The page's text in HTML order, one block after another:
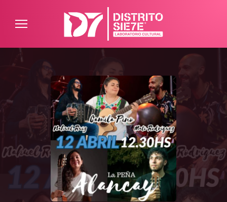
ATENCIÓN AL CLIENTE
PREGUNTAS FRECUENTES